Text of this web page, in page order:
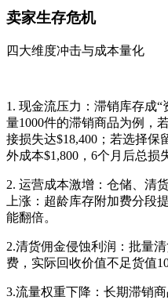
卖家生存危机
四大维度冲击与成本量化
1. 现金流压力：滞销库存成
量1000件的滞销商品为例，
接损失达$18,400；若选择保
外成本$1,800，6个月后总损
2. 运营成本激增：仓储、清
上涨：超龄库存附加费分段
能翻倍。
2.清货佣金侵蚀利润：批量
费，实际回收价值不足货值
3.流量权重下降：长期滞销